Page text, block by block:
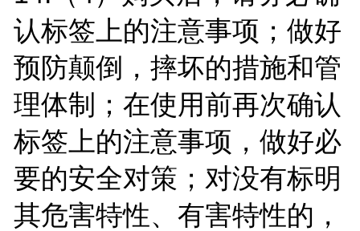
认标签上的注意事项；做好
预防颠倒，摔坏的措施和管
理体制；在使用前再次确认
标签上的注意事项，做好必
要的安全对策；对没有标明
其危害特性、有害特性的，